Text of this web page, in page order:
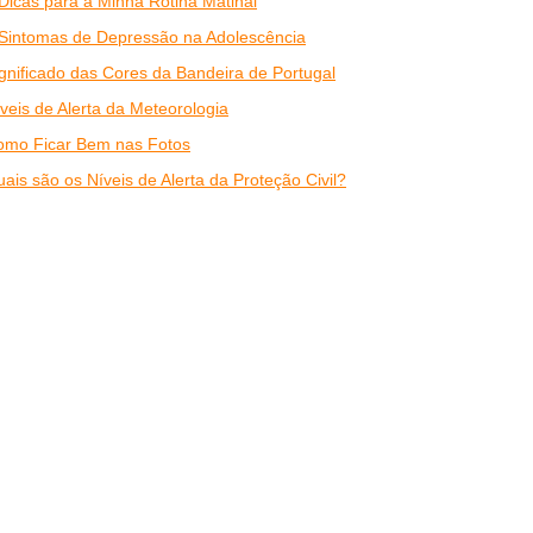
de Depressão na Adolescência
das Cores da Bandeira de Portugal
de Alerta da Meteorologia
Ficar Bem nas Fotos
são os Níveis de Alerta da Proteção Civil?